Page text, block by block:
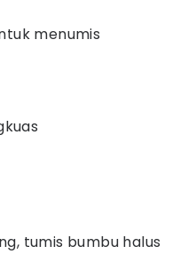
menumis
tumis bumbu halus